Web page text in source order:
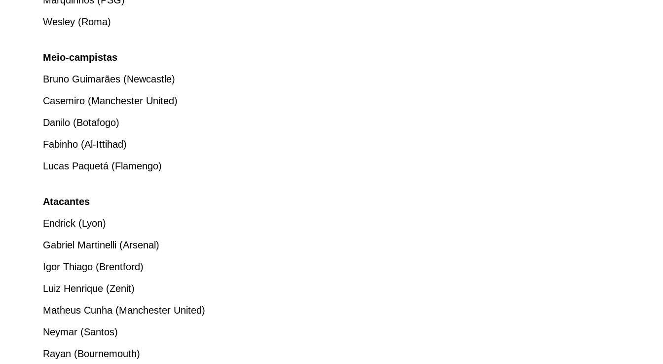
Wesley (Roma)
Meio-campistas
Bruno Guimarães (Newcastle)
Casemiro (Manchester United)
Danilo (Botafogo)
Fabinho (Al-Ittihad)
Lucas Paquetá (Flamengo)
Atacantes
Endrick (Lyon)
Gabriel Martinelli (Arsenal)
Igor Thiago (Brentford)
Luiz Henrique (Zenit)
Matheus Cunha (Manchester United)
Neymar (Santos)
Rayan (Bournemouth)